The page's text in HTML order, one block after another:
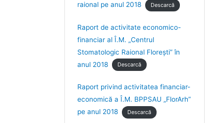
raional pe anul 2018
Descarcă
Raport de activitate economico-
financiar al Î.M. „Centrul
Stomatologic Raional Florești” în
anul 2018
Descarcă
Raport privind activitatea financiar-
economică a Î.M. BPPSAU „FlorArh”
pe anul 2018
Descarcă